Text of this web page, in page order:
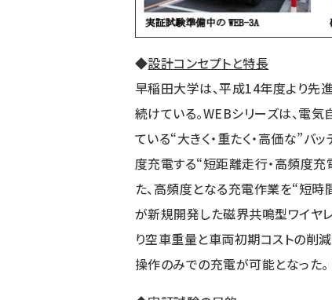
◆設計コンセプトと特長
早稲田大学は、平成14年度より
続けている。WEBシリーズは、電
ている“大きく・重たく・高価な”バ
度充電する“短距離走行・高頻度充
た、高頻度となる充電作業を“短時
が新規開発した磁界共鳴型ワイヤ
り空車重量と車両初期コストの削
操作のみでの充電が可能となった